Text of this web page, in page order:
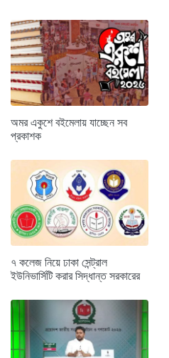
অমর একুশে বইমেলায় যাচ্ছেন সব
প্রকাশক
৭ কলেজ নিয়ে ঢাকা সেন্ট্রাল
ইউনিভার্সিটি করার সিদ্ধান্ত সরকারের